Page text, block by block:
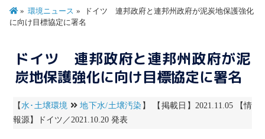
環境ニュース
ドイツ 連邦政府と連邦州政府が泥炭地保護強化
に向け目標協定に署名
ドイツ 連邦政府と連邦州政府が泥
炭地保護強化に向け目標協定に署名
【水･土壌環境 地下水/土壌汚染 】 【掲載日】2021.11.05 【情
報源】ドイツ／2021.10.20 発表